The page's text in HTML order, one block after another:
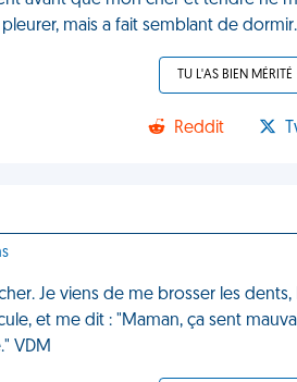
mais a fait semblant de dormir.
TU L'AS BIEN MÉRITÉ
Reddit
Je viens de me brosser les dents,
et me dit : "Maman, ça sent
VDM